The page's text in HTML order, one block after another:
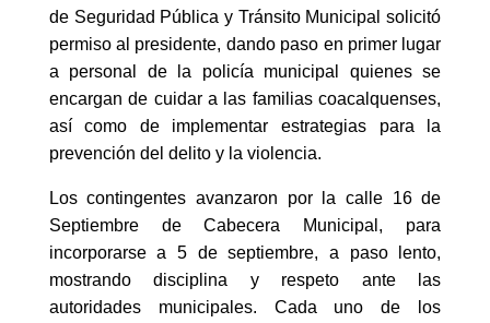
de Seguridad Pública y Tránsito Municipal solicitó
permiso al presidente, dando paso en primer lugar
a personal de la policía municipal quienes se
encargan de cuidar a las familias coacalquenses,
así como de implementar estrategias para la
prevención del delito y la violencia.
Los contingentes avanzaron por la calle 16 de
Septiembre de Cabecera Municipal, para
incorporarse a 5 de septiembre, a paso lento,
mostrando disciplina y respeto ante las
autoridades municipales. Cada uno de los